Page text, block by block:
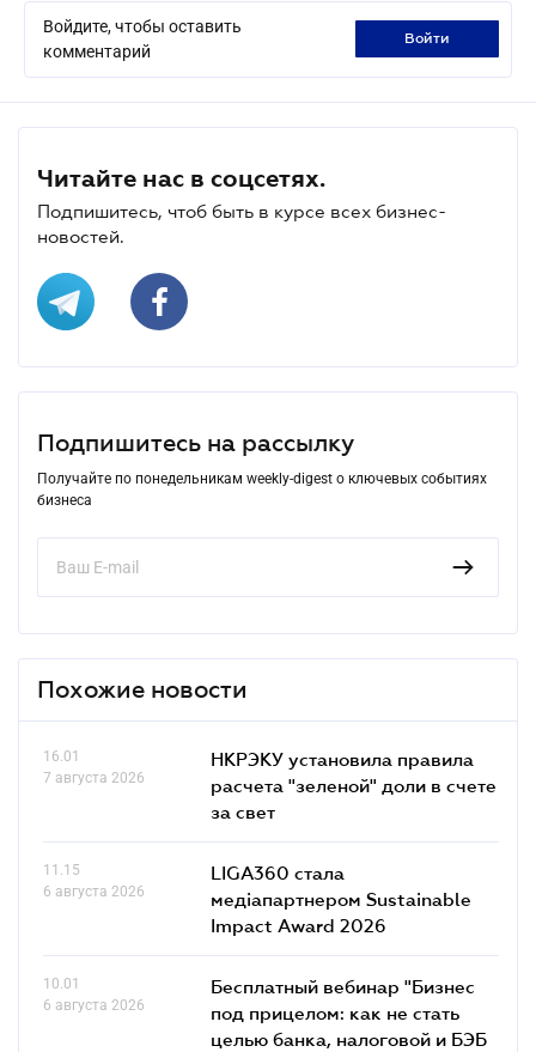
Войдите, чтобы оставить
комментарий
войти
Читайте нас в соцсетях.
Подпишитесь, чтоб быть в курсе всех бизнес-
новостей.
Подпишитесь на рассылку
Получайте по понедельникам weekly-digest о ключевых событиях
бизнеса
Похожие новости
16.01
7 августа 2026
НКРЭКУ установила правила
расчета "зеленой" доли в счете
за свет
11.15
6 августа 2026
LIGA360 стала
медіапартнером Sustainable
Impact Award 2026
10.01
6 августа 2026
Бесплатный вебинар "Бизнес
под прицелом: как не стать
целью банка, налоговой и БЭБ